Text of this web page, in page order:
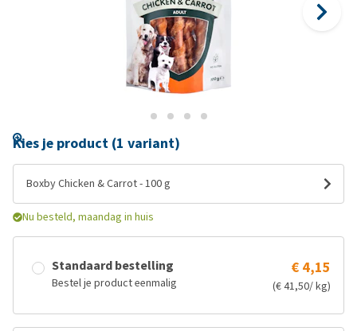
Kies je product (1 variant)
Boxby Chicken & Carrot - 100 g
Nu besteld, maandag in huis
Standaard bestelling
Bestel je product eenmalig
€ 4,15
(€ 41,50/ kg)